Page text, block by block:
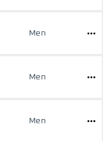
Men
Men
Men